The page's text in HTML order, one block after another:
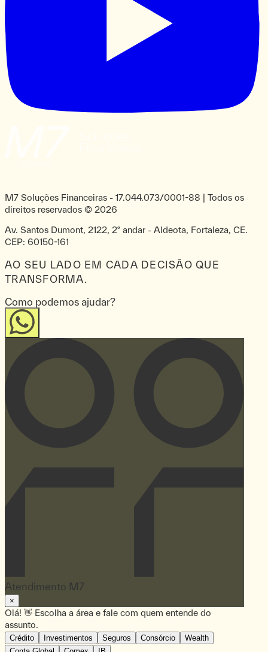
M7 Soluções Financeiras - 17.044.073/0001-88 | Todos os
direitos reservados © 2026
Av. Santos Dumont, 2122, 2º andar - Aldeota, Fortaleza, CE.
CEP: 60150-161
AO SEU LADO EM CADA DECISÃO QUE
TRANSFORMA.
Como podemos ajudar?
Atendimento M7
×
Olá! 👋 Escolha a área e fale com quem entende do
assunto.
Crédito Investimentos Seguros Consórcio
Wealth